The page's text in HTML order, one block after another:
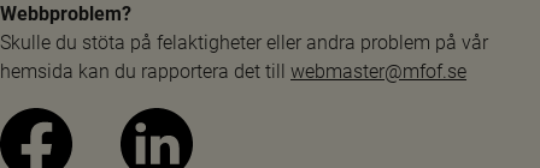
Webbproblem?
Skulle du stöta på felaktigheter eller andra problem på vår
hemsida kan du rapportera det till webmaster@mfof.se